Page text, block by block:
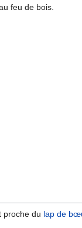
feu de bois.
proche du lap de